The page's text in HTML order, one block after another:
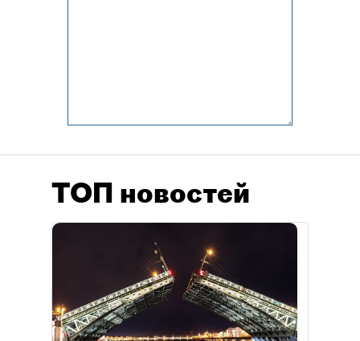
ТОП новостей